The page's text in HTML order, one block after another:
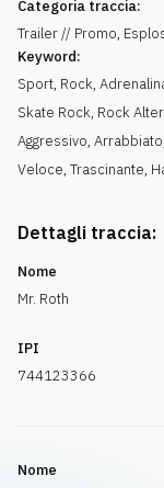
Categoria traccia:
Trailer // Promo,
Keyword:
Sport, Rock,
Skate Rock, Rock
Aggressivo, Arrabbiato,
Veloce, Trascinante,
Dettagli traccia:
Nome
Mr. Roth
IPI
744123366
Nome